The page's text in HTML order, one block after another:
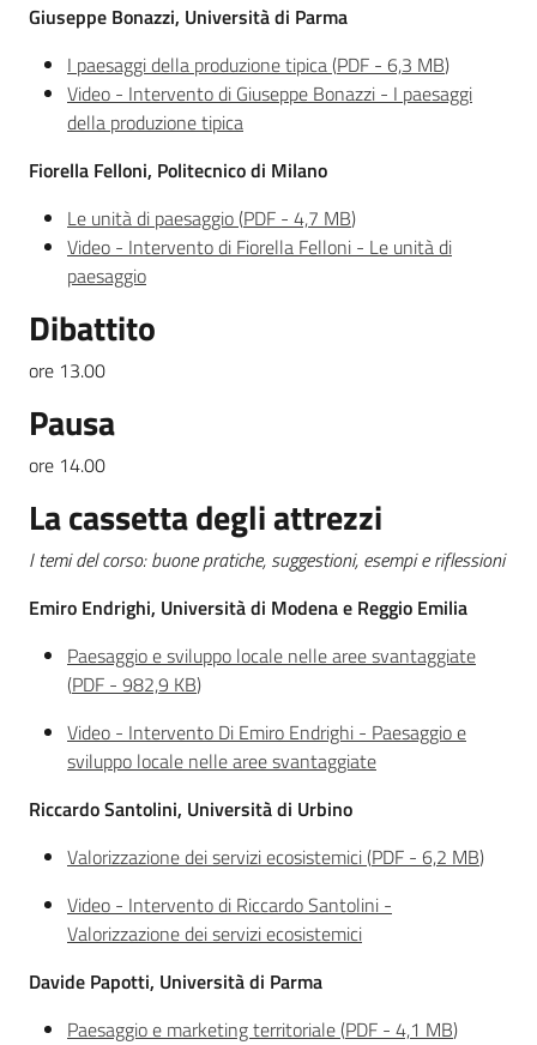
Giuseppe Bonazzi, Università di Parma
I paesaggi della produzione tipica(PDF - 6,3 MB)
Video - Intervento di Giuseppe Bonazzi - I paesaggi
della produzione tipica
Fiorella Felloni, Politecnico di Milano
Le unità di paesaggio(PDF - 4,7 MB)
Video - Intervento di Fiorella Felloni - Le unità di
paesaggio
Dibattito
ore 13.00
Pausa
ore 14.00
La cassetta degli attrezzi
I temi del corso: buone pratiche, suggestioni, esempi e riflessioni
Emiro Endrighi, Università di Modena e Reggio Emilia
Paesaggio e sviluppo locale nelle aree svantaggiate
(PDF - 982,9 KB)
Video - Intervento Di Emiro Endrighi - Paesaggio e
sviluppo locale nelle aree svantaggiate
Riccardo Santolini, Università di Urbino
Valorizzazione dei servizi ecosistemici(PDF - 6,2 MB)
Video - Intervento di Riccardo Santolini -
Valorizzazione dei servizi ecosistemici
Davide Papotti, Università di Parma
Paesaggio e marketing territoriale(PDF - 4,1 MB)